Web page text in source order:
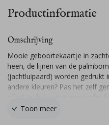
Productinformatie
Omschrijving
Mooie geboortekaartje in
heen, de lijnen van de
(jachtluipaard) worden gedrukt
andere kleuren? Pas het zelf
je graag!
Toon meer